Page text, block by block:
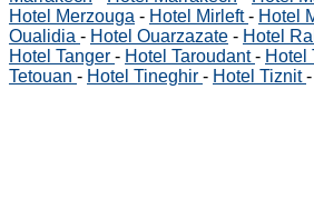
Hotel Merzouga - Hotel Mirleft- Hotel
Oualidia - Hotel Ouarzazate - Hotel
Hotel Tanger - Hotel Taroudant- Hotel
Tetouan - Hotel Tineghir - Hotel Tiznit-